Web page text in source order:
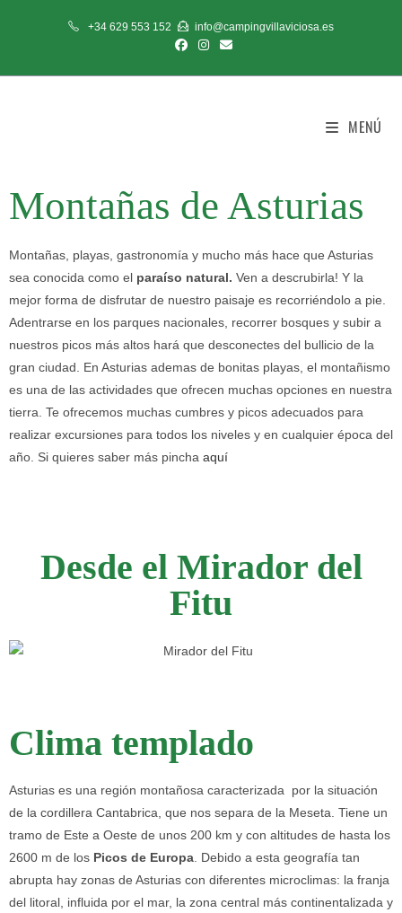
+34 629 553 152 info@campingvillaviciosa.es
MENÚ
Montañas de Asturias
Montañas, playas, gastronomía y mucho más hace que Asturias
sea conocida como el paraíso natural. Ven a descrubirla! Y la
mejor forma de disfrutar de nuestro paisaje es recorriéndolo a pie.
Adentrarse en los parques nacionales, recorrer bosques y subir a
nuestros picos más altos hará que desconectes del bullicio de la
gran ciudad. En Asturias ademas de bonitas playas, el montañismo
es una de las actividades que ofrecen muchas opciones en nuestra
tierra. Te ofrecemos muchas cumbres y picos adecuados para
realizar excursiones para todos los niveles y en cualquier época del
año. Si quieres saber más pincha aquí
Desde el Mirador del
Fitu
Clima templado
Asturias es una región montañosa caracterizada por la situación
de la cordillera Cantabrica, que nos separa de la Meseta. Tiene un
tramo de Este a Oeste de unos 200 km y con altitudes de hasta los
2600 m de los Picos de Europa . Debido a esta geografía tan
abrupta hay zonas de Asturias con diferentes microclimas: la franja
del litoral, influida por el mar, la zona central más continentalizada y